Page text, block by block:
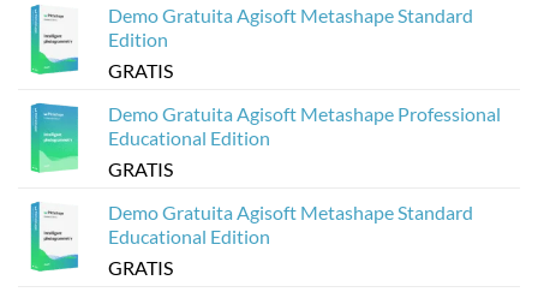
AgisoftDemo Gratuita Agisoft Metashape Standard
Edition
GRATIS
Demo Gratuita Agisoft Metashape Professional
Educational Edition
GRATIS
Demo Gratuita Agisoft Metashape Standard
Educational Edition
GRATIS